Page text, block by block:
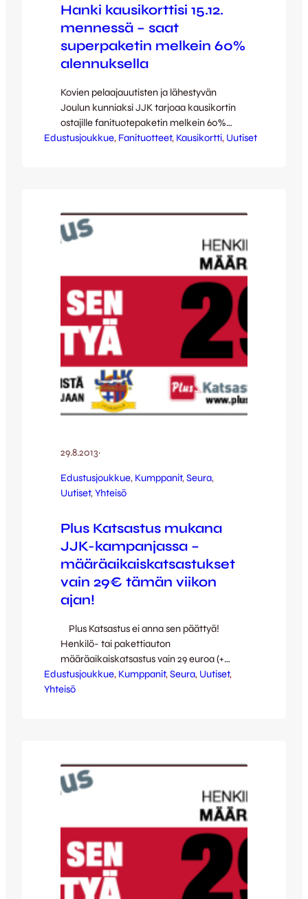
Hanki kausikorttisi 15.12.
mennessä – saat
superpaketin melkein 60%
alennuksella
Kovien pelaajauutisten ja lähestyvän
Joulun kunniaksi JJK tarjoaa kausikortin
ostajille fanituotepaketin melkein 60%
alennuksella. Fanipakettiin sisältyy JJK:n
hintaan! Tarjous on voimassa 15.12. tai siihen
asti kun tavaraa riittää. Fanipaidoissa
rajoitettu määrä eri kokoja. Tarjoushinta on
Edustusjoukkue, Fanituotteet, Kausikortti, Uutiset
29.8.2013·
Edustusjoukkue, Kumppanit, Seura
Uutiset, Yhteisö
Plus Katsastus mukana
JJK-kampanjassa –
määräaikaiskatsastukset
vain 29€ tämän viikon
ajan!
Plus Katsastus ei anna sen päättyä!
Henkilö- tai pakettiauton
määräaikaiskatsastus vain 29 euroa (+
päästömittaus) koko tämän viikon ajan
Plus Katsastuksen toimipisteissä Keljossa ja
makkaratarjoilu! Loistavan tarjouksen
lisäksi Plus Katsastus kantaa kortensa
kekoon JJK:n…
Edustusjoukkue, Kumppanit, Seura, Uutiset
Yhteisö